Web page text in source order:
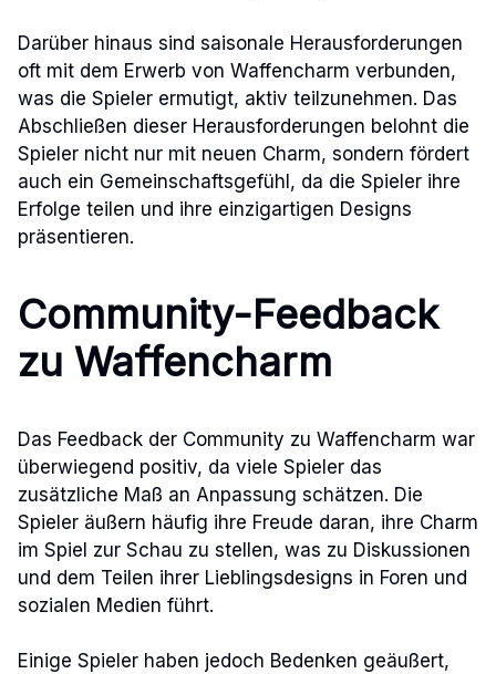
Darüber hinaus sind saisonale Herausforderungen
oft mit dem Erwerb von Waffencharm verbunden,
was die Spieler ermutigt, aktiv teilzunehmen. Das
Abschließen dieser Herausforderungen belohnt die
Spieler nicht nur mit neuen Charm, sondern fördert
auch ein Gemeinschaftsgefühl, da die Spieler ihre
Erfolge teilen und ihre einzigartigen Designs
präsentieren.
Community-Feedback
zu Waffencharm
Das Feedback der Community zu Waffencharm war
überwiegend positiv, da viele Spieler das
zusätzliche Maß an Anpassung schätzen. Die
Spieler äußern häufig ihre Freude daran, ihre Charm
im Spiel zur Schau zu stellen, was zu Diskussionen
und dem Teilen ihrer Lieblingsdesigns in Foren und
sozialen Medien führt.
Einige Spieler haben jedoch Bedenken geäußert,